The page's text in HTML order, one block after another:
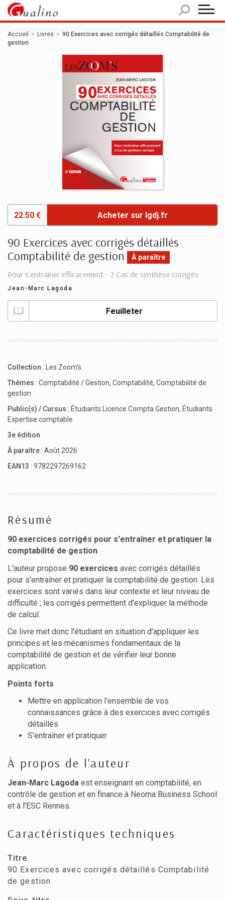
Accueil Livres
90 Exercices avec corrigés détaillés Comptabilité de
gestion
22.50 € Acheter sur lgdj.fr
90 Exercices avec corrigés détaillés
Comptabilité de gestion
À paraître
Pour s’entraîner efficacement - 2 Cas de synthèse corrigés
Jean-Marc Lagoda
Feuilleter
Collection : Les Zoom's
Thèmes : Comptabilité / Gestion, Comptabilité, Comptabilité de
gestion
Public(s) / Cursus : Étudiants Licence Compta Gestion, Étudiants
Expertise comptable
3e édition
À paraître : Août 2026
EAN13 : 9782297269162
Résumé
90 exercices corrigés pour s'entraîner et pratiquer la
comptabilité de gestion
L'auteur propose 90 exercices avec corrigés détaillés
pour s'entraîner et pratiquer la comptabilité de gestion. Les
exercices sont variés dans leur contexte et leur niveau de
difficulté ; les corrigés permettent d'expliquer la méthode
de calcul.
Ce livre met donc l'étudiant en situation d'appliquer les
principes et les mécanismes fondamentaux de la
comptabilité de gestion et de vérifier leur bonne
application.
Points forts
Mettre en application l'ensemble de vos
connaissances grâce à des exercices avec corrigés
détaillés
S'entraîner et pratiquer
À propos de l'auteur
Jean-Marc Lagoda est enseignant en comptabilité, en
contrôle de gestion et en finance à Neoma Business School
et à l'ESC Rennes.
Caractéristiques techniques
Titre
90 Exercices avec corrigés détaillés Comptabilité
de gestion
Panneau de gestion des cookies